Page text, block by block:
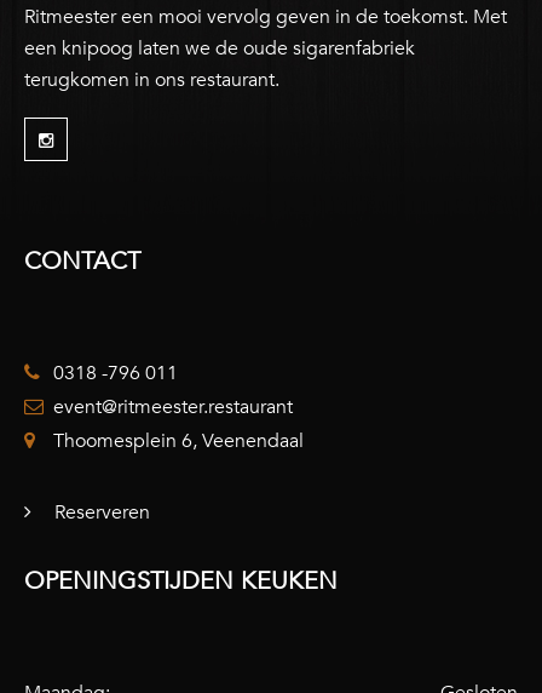
Ritmeester een mooi vervolg geven in de toekomst. Met
een knipoog laten we de oude sigarenfabriek
terugkomen in ons restaurant.
CONTACT
0318 -796 011
event@ritmeester.restaurant
Thoomesplein 6, Veenendaal
Reserveren
OPENINGSTIJDEN KEUKEN